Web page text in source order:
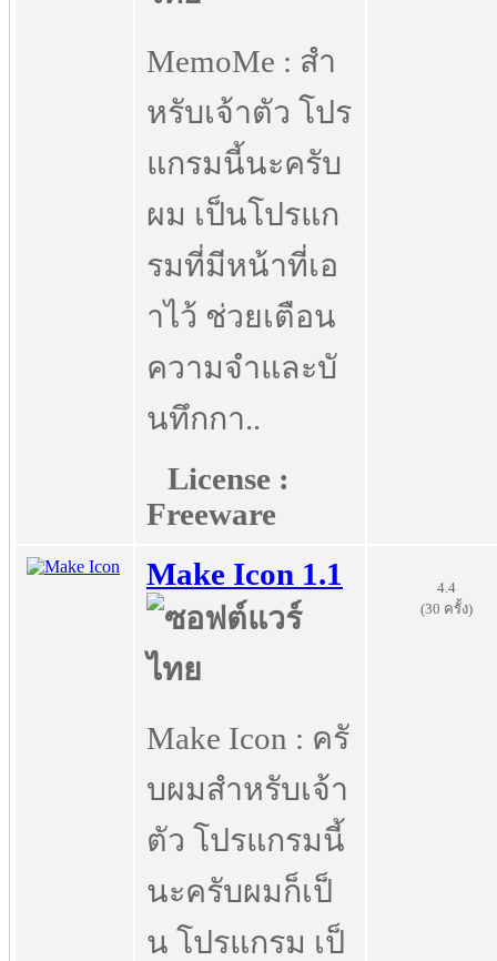
MemoMe : สำ
หรับเจ้าตัว โปร
แกรมนี้นะครับ
ผม เป็นโปรแก
รมที่มีหน้าที่เอ
าไว้ ช่วยเตือน
ความจำและบั
นทึกกา..
License :
Freeware
Make Icon 1.1
Make Icon : ครั
บผมสำหรับเจ้า
ตัว โปรแกรมนี้
นะครับผมก็เป็
น โปรแกรม เป็
4.4
(30 ครั้ง)